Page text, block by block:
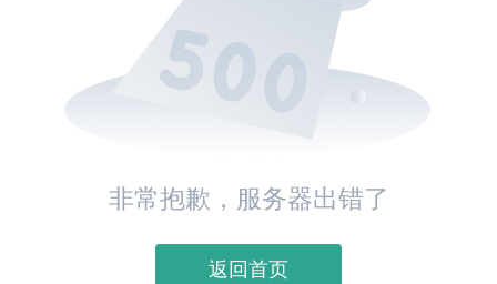
非常抱歉，服务器出错了
返回首页